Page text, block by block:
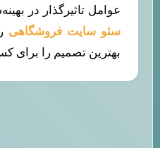
عوامل تاثیرگذار در
سئو سایت فروشگاهی
بهترین تصمیم را برای